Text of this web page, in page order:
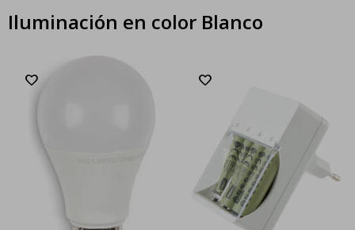
Iluminación en color Blanco